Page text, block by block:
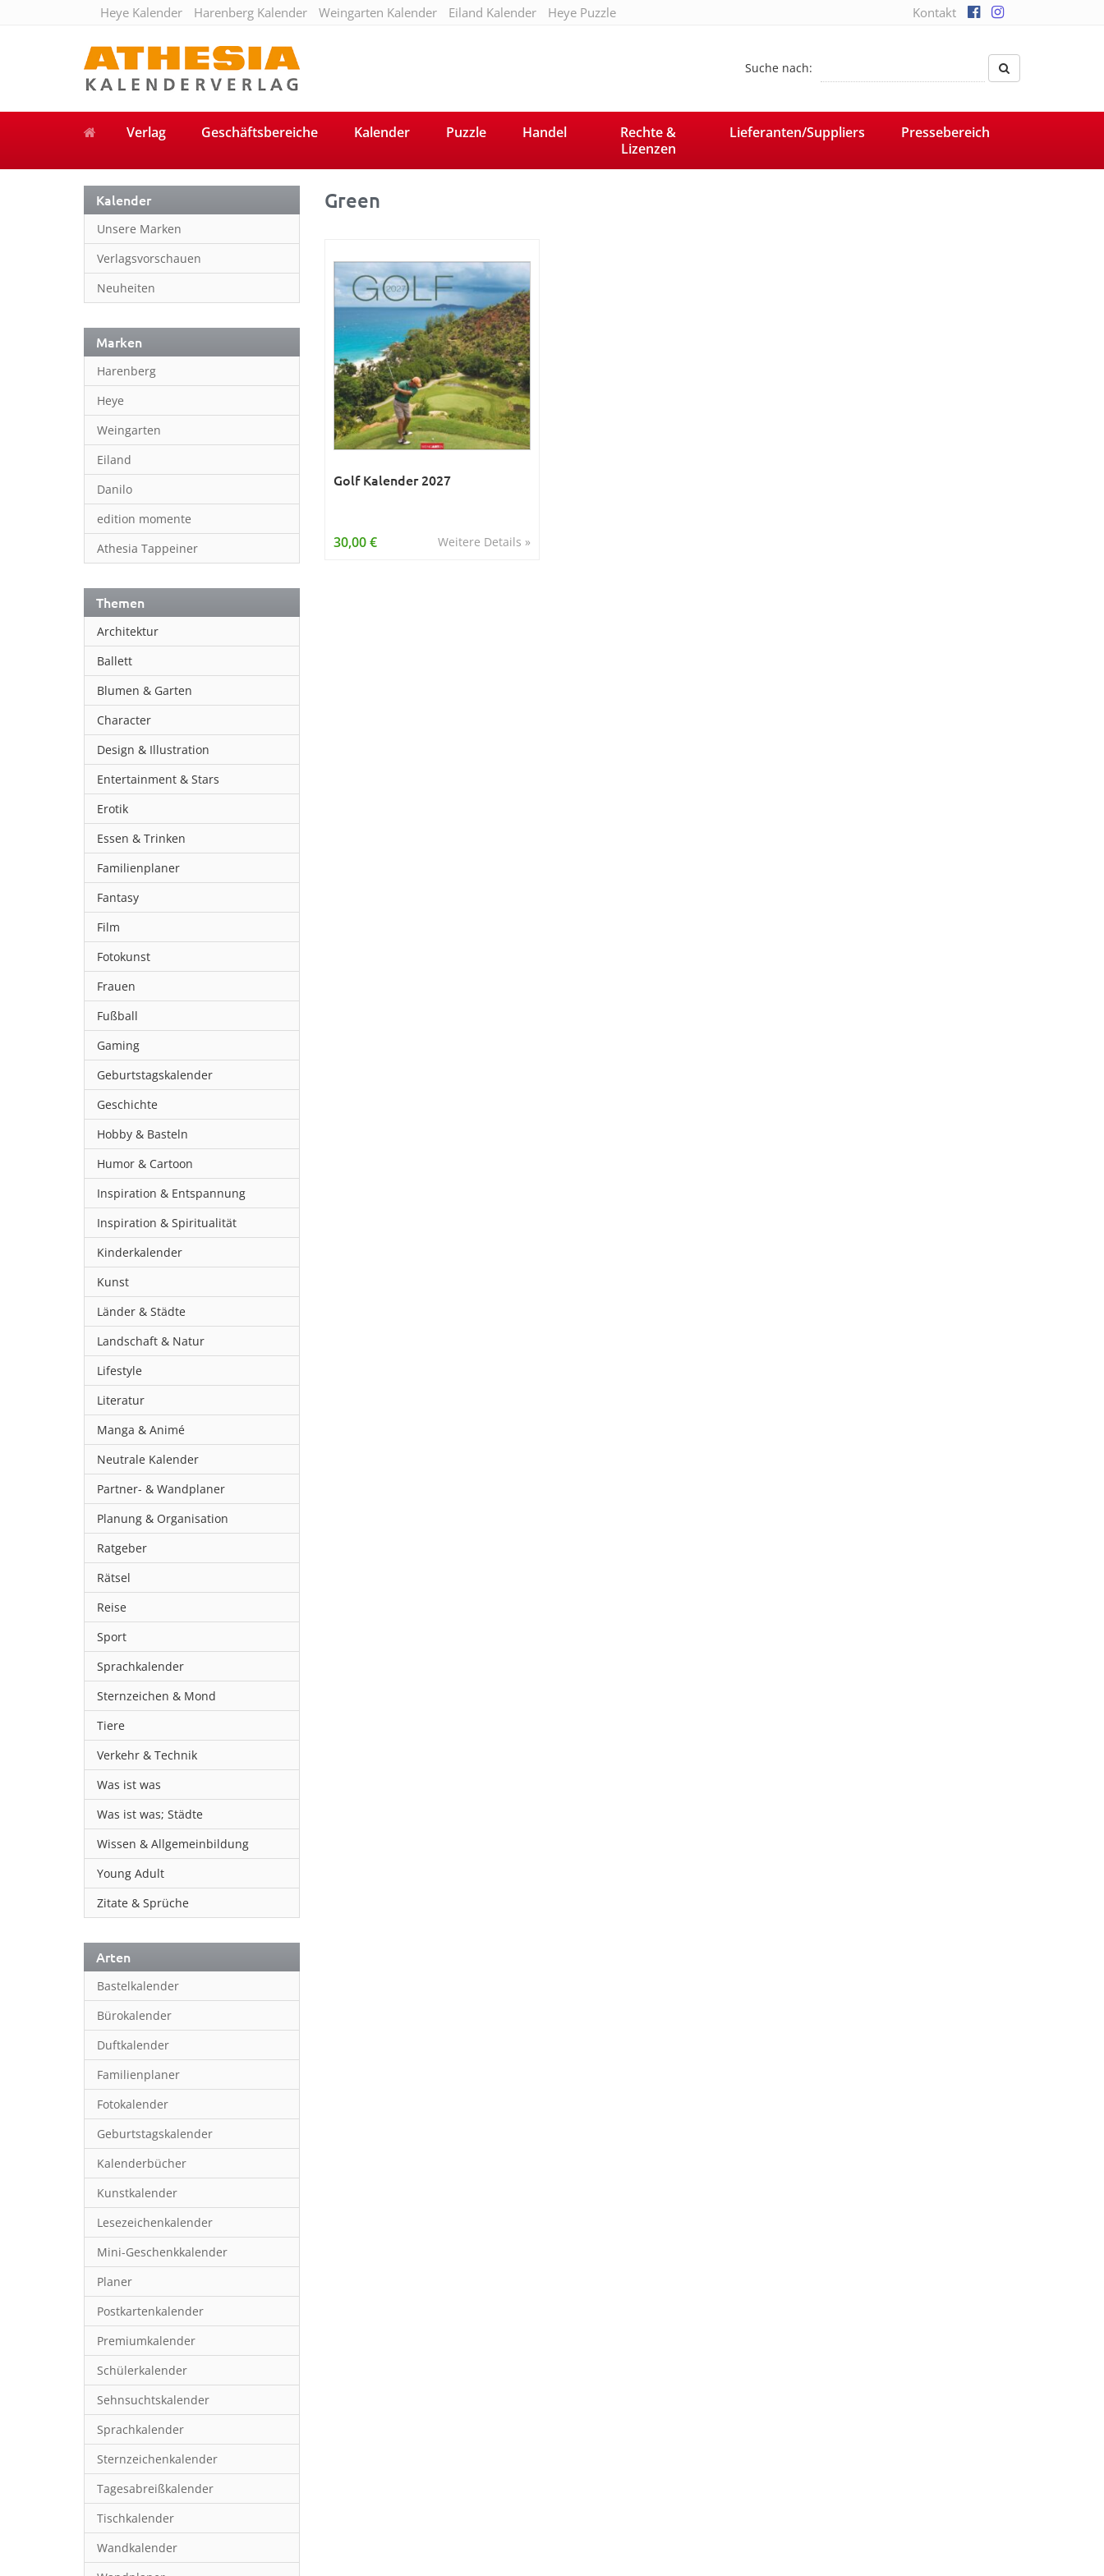
Heye Kalender Harenberg Kalender Weingarten Kalender Eiland Kalender Heye Puzzle Kontakt
Suche nach:
Verlag Geschäftsbereiche Kalender Puzzle Handel
Rechte &
Lizenzen
Lieferanten/Suppliers Pressebereich
Kalender
Unsere Marken
Verlagsvorschauen
Neuheiten
Marken
Harenberg
Heye
Weingarten
Eiland
Danilo
edition momente
Athesia Tappeiner
Themen
Architektur
Ballett
Blumen & Garten
Character
Design & Illustration
Entertainment & Stars
Erotik
Essen & Trinken
Familienplaner
Fantasy
Film
Fotokunst
Frauen
Fußball
Gaming
Geburtstagskalender
Geschichte
Hobby & Basteln
Humor & Cartoon
Inspiration & Entspannung
Inspiration & Spiritualität
Kinderkalender
Kunst
Länder & Städte
Landschaft & Natur
Lifestyle
Literatur
Manga & Animé
Neutrale Kalender
Partner- & Wandplaner
Planung & Organisation
Ratgeber
Rätsel
Reise
Sport
Sprachkalender
Sternzeichen & Mond
Tiere
Verkehr & Technik
Was ist was
Was ist was; Städte
Wissen & Allgemeinbildung
Young Adult
Zitate & Sprüche
Arten
Bastelkalender
Bürokalender
Duftkalender
Familienplaner
Fotokalender
Geburtstagskalender
Kalenderbücher
Kunstkalender
Lesezeichenkalender
Mini-Geschenkkalender
Planer
Postkartenkalender
Premiumkalender
Schülerkalender
Sehnsuchtskalender
Sprachkalender
Sternzeichenkalender
Tagesabreißkalender
Tischkalender
Wandkalender
Green
Golf Kalender 2027
Weitere Details »
30,00 €